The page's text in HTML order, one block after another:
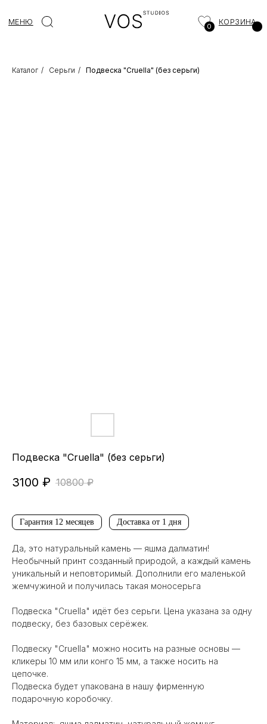
КОРЗИНА
Каталог / Серьги / Подвеска "Cruella" (без серьги)
Подвеска "Cruella" (без серьги)
3100 ₽ 10800 ₽
Гарантия 12 месяцев Доставка от 1 дня
Да, это натуральный камень — яшма далматин!
Необычный принт созданный природой, а каждый камень
уникальный и неповторимый. Дополнили его маленькой
жемчужиной и получилась такая моносерьга
Подвеска "Cruella" идёт без серьги. Цена указана за одну
подвеску, без базовых серёжек.
Подвеску "Cruella" можно носить на разные основы —
кликеры 10 мм или конго 15 мм, а также носить на
цепочке.
Подвеска будет упакована в нашу фирменную
подарочную коробочку.